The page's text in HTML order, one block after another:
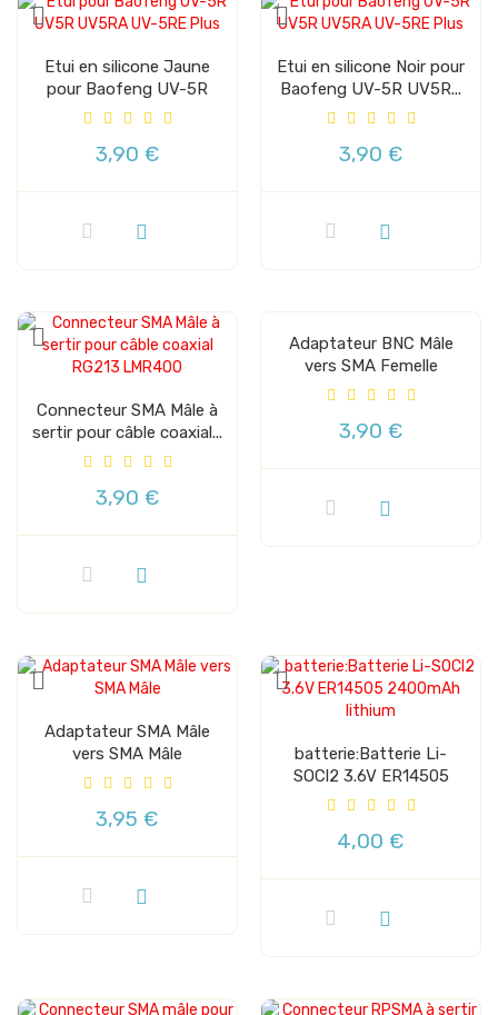
Etui en silicone Jaune
pour Baofeng UV-5R
UV5R...
3,90 €
Etui en silicone Noir pour
Baofeng UV-5R UV5R...
3,90 €
Connecteur SMA Mâle à
sertir pour câble coaxial...
3,90 €
Adaptateur BNC Mâle
vers SMA Femelle
3,90 €
Adaptateur SMA Mâle
vers SMA Mâle
3,95 €
batterie:Batterie Li-
SOCl2 3.6V ER14505
2400mAh...
4,00 €